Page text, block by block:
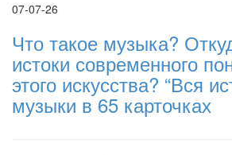
07-07-26
Что такое музыка?
истоки современного
этого искусства? “Вся
музыки в 65 карточках